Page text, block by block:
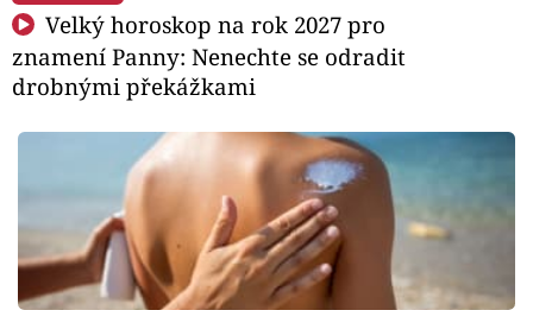
Velký horoskop na rok 2027 pro
znamení Panny: Nenechte se odradit
drobnými překážkami